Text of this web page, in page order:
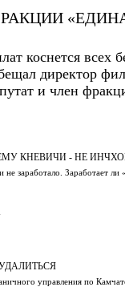
коснется всех
директор
и член
КНЕВИЧИ - НЕ
не заработало. Заработает
управления по